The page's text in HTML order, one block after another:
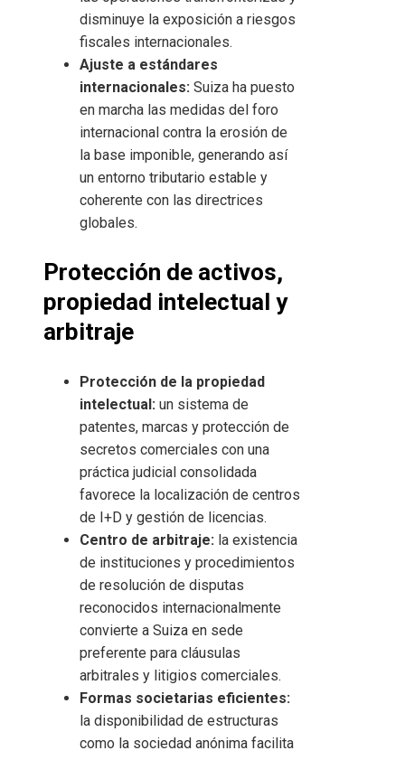
disminuye la exposición a riesgos
fiscales internacionales.
Ajuste a estándares
internacionales: Suiza ha puesto
en marcha las medidas del foro
internacional contra la erosión de
la base imponible, generando así
un entorno tributario estable y
coherente con las directrices
globales.
Protección de activos,
propiedad intelectual y
arbitraje
Protección de la propiedad
intelectual: un sistema de
patentes, marcas y protección de
secretos comerciales con una
práctica judicial consolidada
favorece la localización de centros
de I+D y gestión de licencias.
Centro de arbitraje: la existencia
de instituciones y procedimientos
de resolución de disputas
reconocidos internacionalmente
convierte a Suiza en sede
preferente para cláusulas
arbitrales y litigios comerciales.
Formas societarias eficientes:
la disponibilidad de estructuras
como la sociedad anónima facilita